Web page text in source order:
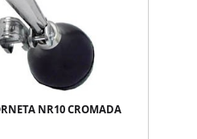
NR10 CROMADA